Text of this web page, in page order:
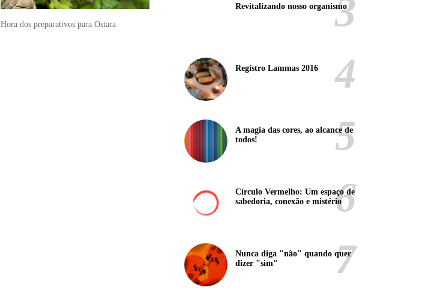
Hora dos preparativos para Ostara
Revitalizando nosso organismo
Registro Lammas 2016
A magia das cores, ao alcance de
todos!
Círculo Vermelho: Um espaço de
sabedoria, conexão e mistério
Nunca diga "não" quando quer
dizer "sim"